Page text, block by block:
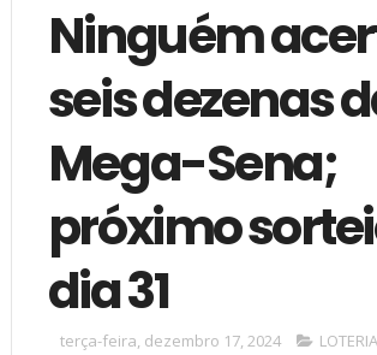
Ninguém
seis dezenas
Mega-Sena;
próximo
dia 31
terça-feira, dezembro 17, 2024